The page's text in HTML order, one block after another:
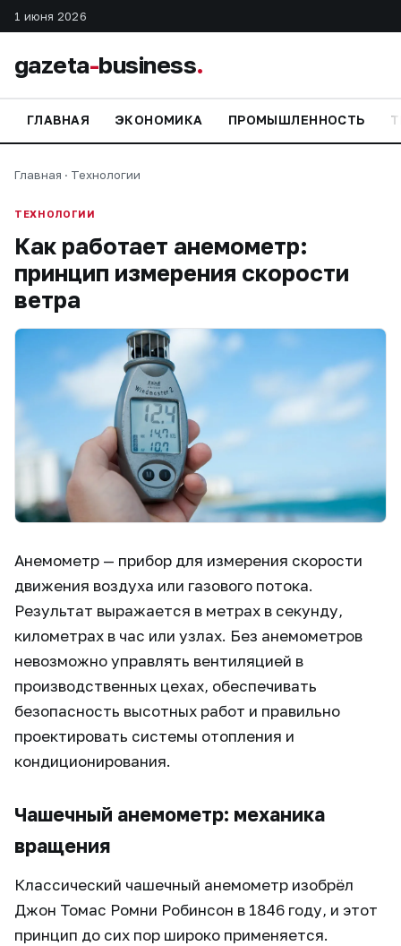
1 июня 2026
gazeta-business.
ГЛАВНАЯ ЭКОНОМИКА ПРОМЫШЛЕННОСТЬ
Главная · Технологии
ТЕХНОЛОГИИ
Как работает анемометр:
принцип измерения скорости
ветра
Анемометр — прибор для измерения скорости
движения воздуха или газового потока.
Результат выражается в метрах в секунду,
километрах в час или узлах. Без анемометров
невозможно управлять вентиляцией в
производственных цехах, обеспечивать
безопасность высотных работ и правильно
проектировать системы отопления и
кондиционирования.
Чашечный анемометр: механика
вращения
Классический чашечный анемометр изобрёл
Джон Томас Ромни Робинсон в 1846 году, и этот
принцип до сих пор широко применяется.